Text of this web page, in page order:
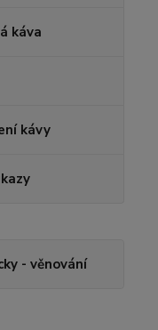
káva
kávy
- věnování